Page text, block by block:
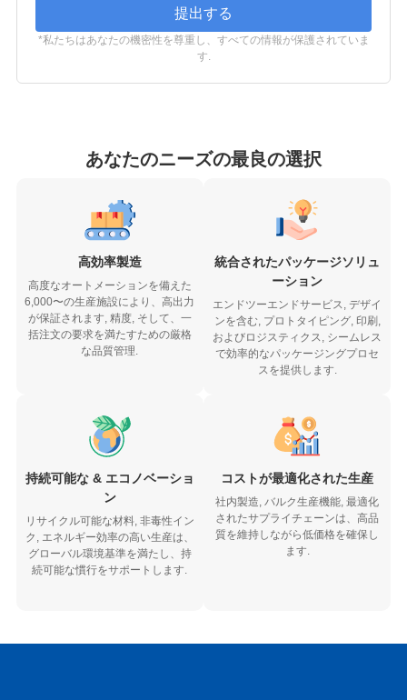
提出する
*私たちはあなたの機密性を尊重し、すべての情報が保護されていま
す.
あなたのニーズの最良の選択
高効率製造
高度なオートメーションを備えた
6,000〜の生産施設により、高出力
が保証されます, 精度, そして、一
括注文の要求を満たすための厳格
な品質管理.
統合されたパッケージソリュ
ーション
エンドツーエンドサービス, デザイ
ンを含む, プロトタイピング, 印刷,
およびロジスティクス, シームレス
で効率的なパッケージングプロセ
スを提供します.
持続可能な & エコノベーショ
ン
リサイクル可能な材料, 非毒性イン
ク, エネルギー効率の高い生産は、
グローバル環境基準を満たし、持
続可能な慣行をサポートします.
コストが最適化された生産
社内製造, バルク生産機能, 最適化
されたサプライチェーンは、高品
質を維持しながら低価格を確保し
ます.